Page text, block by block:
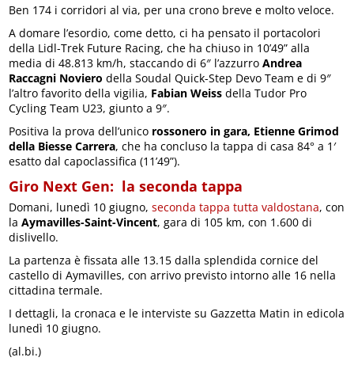
Ben 174 i corridori al via, per una crono breve e molto veloce.
A domare l’esordio, come detto, ci ha pensato il portacolori
della Lidl-Trek Future Racing, che ha chiuso in 10’49” alla
media di 48.813 km/h, staccando di 6″ l’azzurroAndrea
Raccagni Noviero della Soudal Quick-Step Devo Team e di 9″
l’altro favorito della vigilia, Fabian Weiss della Tudor Pro
Cycling Team U23, giunto a 9″.
Positiva la prova dell’unico rossonero in gara, Etienne Grimod
della Biesse Carrera, che ha concluso la tappa di casa 84° a 1′
esatto dal capoclassifica (11’49”).
Giro Next Gen: la seconda tappa
Domani, lunedì 10 giugno,seconda tappa tutta valdostana, con
laAymavilles-Saint-Vincent, gara di 105 km, con 1.600 di
dislivello.
La partenza è fissata alle 13.15 dalla splendida cornice del
castello di Aymavilles, con arrivo previsto intorno alle 16 nella
cittadina termale.
I dettagli, la cronaca e le interviste su Gazzetta Matin in edicola
lunedì 10 giugno.
(al.bi.)